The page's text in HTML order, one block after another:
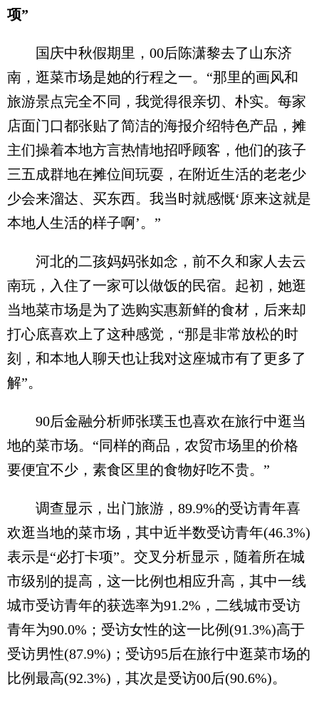
项”
国庆中秋假期里，00后陈潇黎去了山东济
南，逛菜市场是她的行程之一。“那里的画风和
旅游景点完全不同，我觉得很亲切、朴实。每家
店面门口都张贴了简洁的海报介绍特色产品，摊
主们操着本地方言热情地招呼顾客，他们的孩子
三五成群地在摊位间玩耍，在附近生活的老老少
少会来溜达、买东西。我当时就感慨‘原来这就是
本地人生活的样子啊’。”
河北的二孩妈妈张如念，前不久和家人去云
南玩，入住了一家可以做饭的民宿。起初，她逛
当地菜市场是为了选购实惠新鲜的食材，后来却
打心底喜欢上了这种感觉，“那是非常放松的时
刻，和本地人聊天也让我对这座城市有了更多了
解”。
90后金融分析师张璞玉也喜欢在旅行中逛当
地的菜市场。“同样的商品，农贸市场里的价格
要便宜不少，素食区里的食物好吃不贵。”
调查显示，出门旅游，89.9%的受访青年喜
欢逛当地的菜市场，其中近半数受访青年(46.3%)
表示是“必打卡项”。交叉分析显示，随着所在城
市级别的提高，这一比例也相应升高，其中一线
城市受访青年的获选率为91.2%，二线城市受访
青年为90.0%；受访女性的这一比例(91.3%)高于
受访男性(87.9%)；受访95后在旅行中逛菜市场的
比例最高(92.3%)，其次是受访00后(90.6%)。